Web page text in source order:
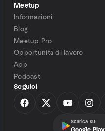
Meetup
Informazioni
Blog
Meetup Pro
Opportunità di lavoro
App
Podcast
Seguici
Scarica su
Google Play